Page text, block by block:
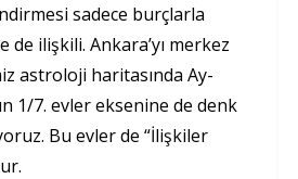
sadece burçlarla
de ilişkili. Ankara’yı merkez
astroloji haritasında Ay-
1/7. evler eksenine de denk
Bu evler de “İlişkiler